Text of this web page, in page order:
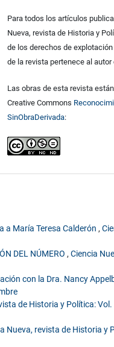
Para todos los artículos
Nueva, revista de Historia y
de los derechos de
de la revista pertenece al autor
Las obras de esta revista
Creative Commons
SinObraDerivada:
a María Teresa Calderón,
DEL NÚMERO,Ciencia
con la Dra. Nancy
de Historia y Política:
Nueva, revista de Historia y